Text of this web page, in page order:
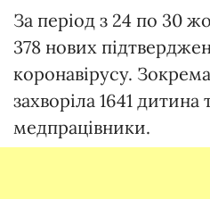
За період з 24 по 30
378 нових
коронавірусу.
захворіла 1641 дитина
медпрацівники.